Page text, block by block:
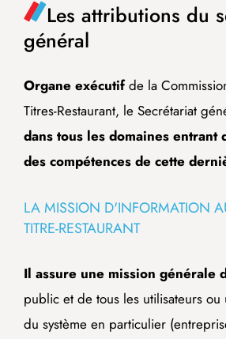
Les attributions du
général
Organe exécutifde la
Titres-Restaurant, le Secrétariat
dans tous les domaines entrant
des compétences de cette
LA MISSION D'INFORMATION
TITRE-RESTAURANT
Il assure une mission générale
public et de tous les utilisateurs ou
du système en particulier